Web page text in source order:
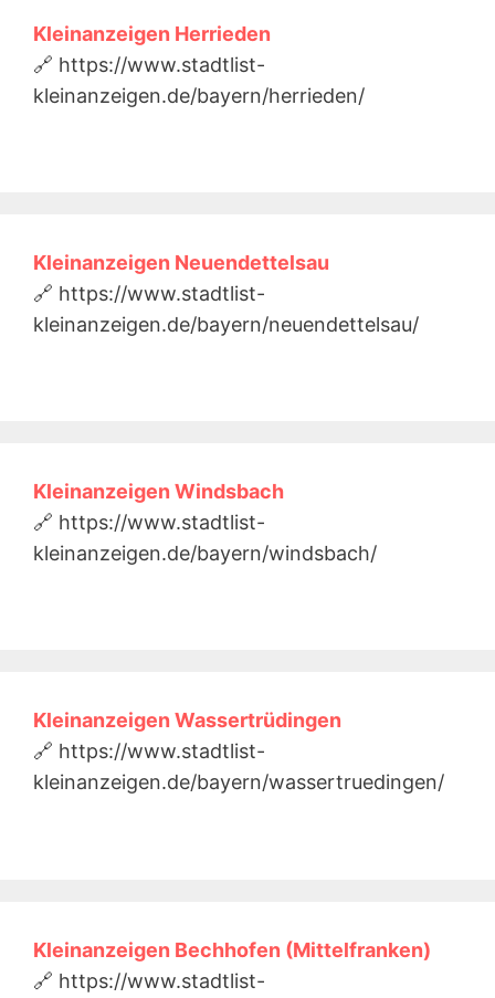
Kleinanzeigen Herrieden
🔗 https://www.stadtlist-
kleinanzeigen.de/bayern/herrieden/
Kleinanzeigen Neuendettelsau
🔗 https://www.stadtlist-
kleinanzeigen.de/bayern/neuendettelsau/
Kleinanzeigen Windsbach
🔗 https://www.stadtlist-
kleinanzeigen.de/bayern/windsbach/
Kleinanzeigen Wassertrüdingen
🔗 https://www.stadtlist-
kleinanzeigen.de/bayern/wassertruedingen/
Kleinanzeigen Bechhofen (Mittelfranken)
🔗 https://www.stadtlist-